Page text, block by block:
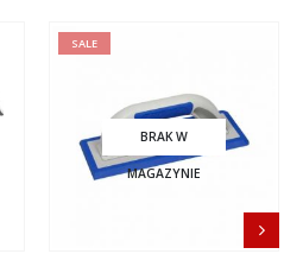
SALE
MAGAZYNIE